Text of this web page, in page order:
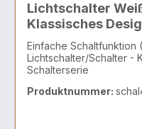
Lichtschalter
Klassisches
Schalterserie
Einfache Schaltfunktion
Lichtschalter/Schalter -
Schalterserie
Produktnummer: